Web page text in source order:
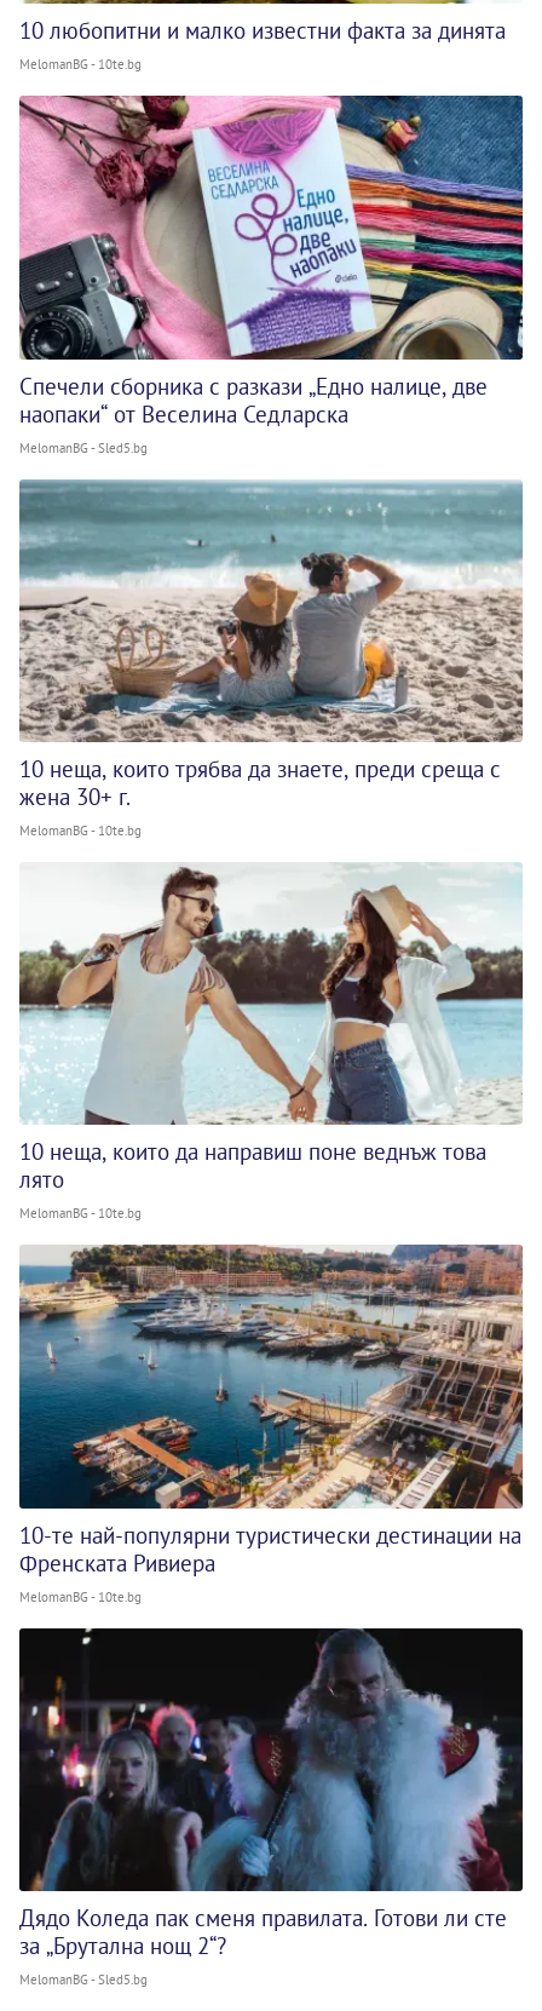
10 любопитни и малко известни факта за динята
MelomanBG - 10te.bg
Спечели сборника с разкази „Едно налице, две
наопаки“ от Веселина Седларска
MelomanBG - Sled5.bg
10 неща, които трябва да знаете, преди среща с
жена 30+ г.
MelomanBG - 10te.bg
10 неща, които да направиш поне веднъж това
лято
MelomanBG - 10te.bg
10-те най-популярни туристически дестинации на
Френската Ривиера
MelomanBG - 10te.bg
Дядо Коледа пак сменя правилата. Готови ли сте
за „Брутална нощ 2“?
MelomanBG - Sled5.bg